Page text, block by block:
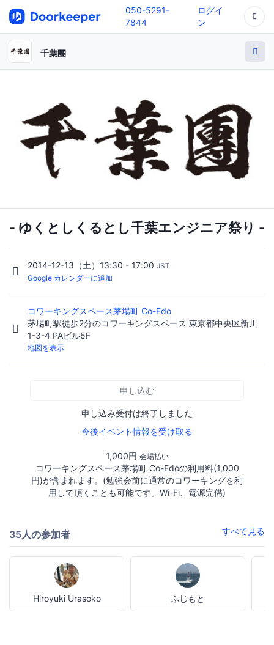
050-5291-
7844
ログイ
ン
千葉團
- ゆくとしくるとし千葉エンジニア祭り -
2014-12-13（土）13:30 - 17:00 JST
Google カレンダーに追加
コワーキングスペース茅場町 Co-Edo
茅場町駅徒歩2分のコワーキングスペース 東京都中央区新川
1-3-4 PAビル5F
地図を表示
申し込む
申し込み受付は終了しました
今後イベント情報を受け取る
1,000円 会場払い
コワーキングスペース茅場町 Co-Edoの利用料(1,000
円)が含まれます。(勉強会前に通常のコワーキングを利
用して頂くことも可能です。Wi-Fi、電源完備)
35人の参加者 すべて見る
Hiroyuki Urasoko ふじもと